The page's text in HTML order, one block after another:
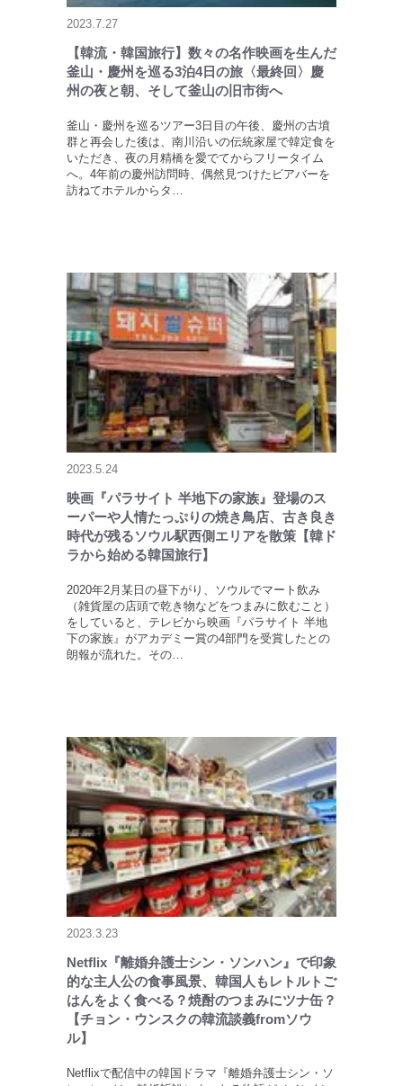
2023.7.27
【韓流・韓国旅行】数々の名作映画を生んだ
釜山・慶州を巡る3泊4日の旅〈最終回〉慶
州の夜と朝、そして釜山の旧市街へ
釜山・慶州を巡るツアー3日目の午後、慶州の古墳
群と再会した後は、南川沿いの伝統家屋で韓定食を
いただき、夜の月精橋を愛でてからフリータイム
へ。4年前の慶州訪問時、偶然見つけたビアバーを
訪ねてホテルからタ…
2023.5.24
映画『パラサイト 半地下の家族』登場のス
ーパーや人情たっぷりの焼き鳥店、古き良き
時代が残るソウル駅西側エリアを散策【韓ド
ラから始める韓国旅行】
2020年2月某日の昼下がり、ソウルでマート飲み
（雑貨屋の店頭で乾き物などをつまみに飲むこと）
をしていると、テレビから映画『パラサイト 半地
下の家族』がアカデミー賞の4部門を受賞したとの
朗報が流れた。その…
2023.3.23
Netflix『離婚弁護士シン・ソンハン』で印象
的な主人公の食事風景、韓国人もレトルトご
はんをよく食べる？焼酎のつまみにツナ缶？
【チョン・ウンスクの韓流談義fromソウ
ル】
Netflixで配信中の韓国ドラマ『離婚弁護士シン・ソ